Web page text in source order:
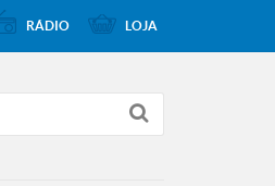
RÁDIO LOJA